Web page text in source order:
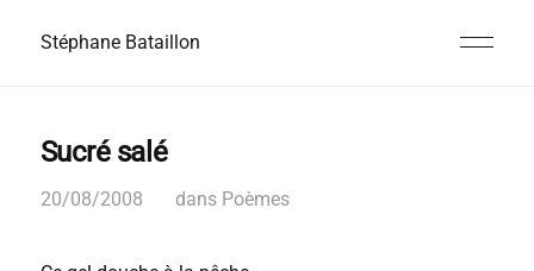
Stéphane Bataillon
Sucré salé
20/08/2008 dans Poèmes